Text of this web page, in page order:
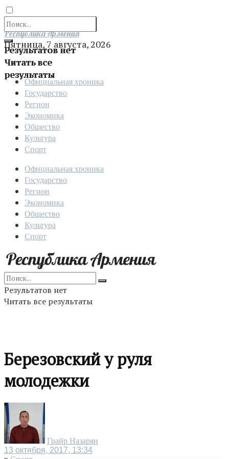
Результатов нет
Читать все
результаты
Отправить
Республика Армения
Пятница, 7 августа, 2026
Официальная хроника
Государство
Регион
Экономика
Общество
Культура
Спорт
Официальная хроника
Государство
Регион
Экономика
Общество
Культура
Спорт
Результатов нет
Читать все результаты
Березовский у руля
молодежки
Грайр Назарян
13 октября, 2017, 13:34